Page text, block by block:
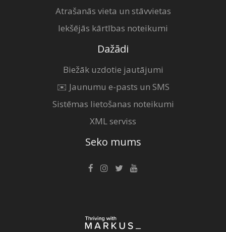
Atrašanās vieta un stāvvietas
Iekšējās kārtības noteikumi
Dažādi
Biežāk uzdotie jautājumi
✉️ Jaunumu e-pasts un SMS
Sistēmas lietošanas noteikumi
XML serviss
Seko mums